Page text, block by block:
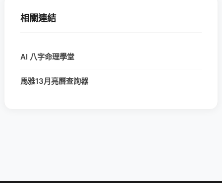
相關連結
AI 八字命理學堂
馬雅13月亮曆查詢器